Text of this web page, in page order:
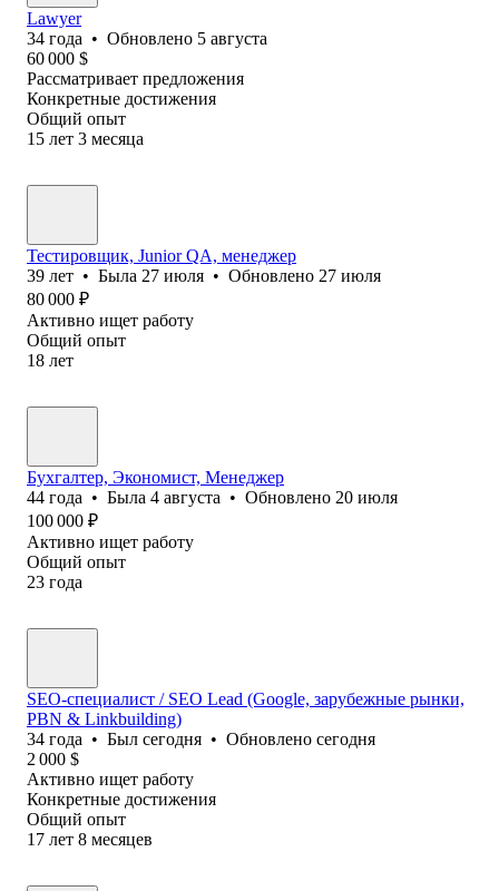
Lawyer
34 года • Обновлено 5 августа
60 000 $
Рассматривает предложения
Конкретные достижения
Общий опыт
15 лет 3 месяца
Тестировщик, Junior QA, менеджер
39 лет • Была 27 июля • Обновлено 27 июля
80 000 ₽
Активно ищет работу
Общий опыт
18 лет
Бухгалтер, Экономист, Менеджер
44 года • Была 4 августа • Обновлено 20 июля
100 000 ₽
Активно ищет работу
Общий опыт
23 года
SEO-специалист / SEO Lead (Google, зарубежные рынки,
PBN & Linkbuilding)
34 года • Был сегодня • Обновлено сегодня
2 000 $
Активно ищет работу
Конкретные достижения
Общий опыт
17 лет 8 месяцев